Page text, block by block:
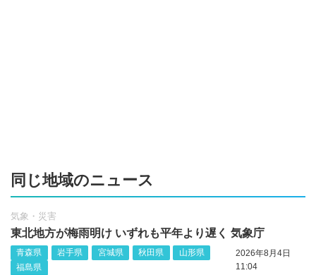
同じ地域のニュース
気象・災害
東北地方が梅雨明け いずれも平年より遅く 気象庁
青森県 岩手県 宮城県 秋田県
山形県
福島県
2026年8月4日
11:04